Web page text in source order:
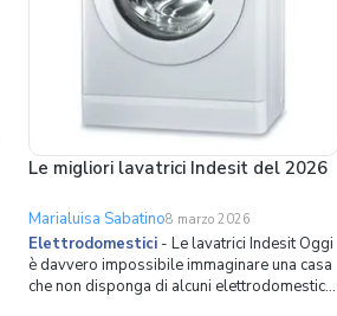
Le migliori lavatrici Indesit del 2026
Marialuisa Sabatino8 marzo 2026
Elettrodomestici - Le lavatrici Indesit Oggi
è davvero impossibile immaginare una casa
che non disponga di alcuni elettrodomestici,